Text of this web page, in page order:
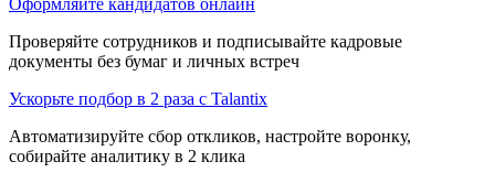
Оформляйте кандидатов онлайн
Проверяйте сотрудников и подписывайте кадровые
документы без бумаг и личных встреч
Ускорьте подбор в 2 раза с Talantix
Автоматизируйте сбор откликов, настройте воронку,
собирайте аналитику в 2 клика